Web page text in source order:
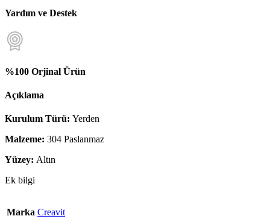
Yardım ve Destek
%100 Orjinal Ürün
Açıklama
Kurulum Türü: Yerden
Malzeme: 304 Paslanmaz
Yüzey: Altın
Ek bilgi
Marka Creavit